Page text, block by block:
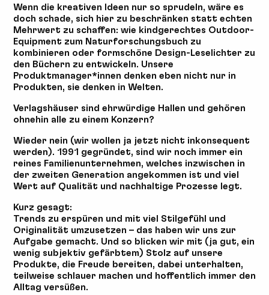
Wenn die kreativen Ideen nur so sprudeln, wäre es
doch schade, sich hier zu beschränken statt echten
Mehrwert zu schaffen: wie kindgerechtes Outdoor-
Equipment zum Naturforschungsbuch zu
kombinieren oder formschöne Design-Leselichter zu
den Büchern zu entwickeln. Unsere
Produktmanager*innen denken eben nicht nur in
Produkten, sie denken in Welten.
Verlagshäuser sind ehrwürdige Hallen und gehören
ohnehin alle zu einem Konzern?
Wieder nein (wir wollen ja jetzt nicht inkonsequent
werden). 1991 gegründet, sind wir noch immer ein
reines Familienunternehmen, welches inzwischen in
der zweiten Generation angekommen ist und viel
Wert auf Qualität und nachhaltige Prozesse legt.
Kurz gesagt:
Trends zu erspüren und mit viel Stilgefühl und
Originalität umzusetzen – das haben wir uns zur
Aufgabe gemacht. Und so blicken wir mit (ja gut, ein
wenig subjektiv gefärbtem) Stolz auf unsere
Produkte, die Freude bereiten, dabei unterhalten,
teilweise schlauer machen und hoffentlich immer den
Alltag versüßen.